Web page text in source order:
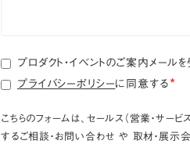
プロダクト・イベントのご案内メール
プライバシーポリシーに同意する*
こちらのフォームは、セールス（営業・サー
するご相談・お問い合わせ や 取材・展示